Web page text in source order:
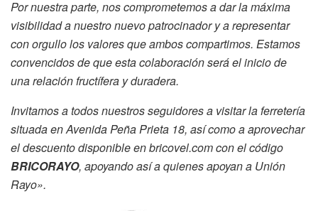
Por nuestra parte, nos comprometemos a dar la máxima
visibilidad a nuestro nuevo patrocinador y a representar
con orgullo los valores que ambos compartimos. Estamos
convencidos de que esta colaboración será el inicio de
una relación fructífera y duradera.
Invitamos a todos nuestros seguidores a visitar la ferretería
situada en Avenida Peña Prieta 18, así como a aprovechar
el descuento disponible en bricovel.com con el código
BRICORAYO, apoyando así a quienes apoyan a Unión
Rayo».